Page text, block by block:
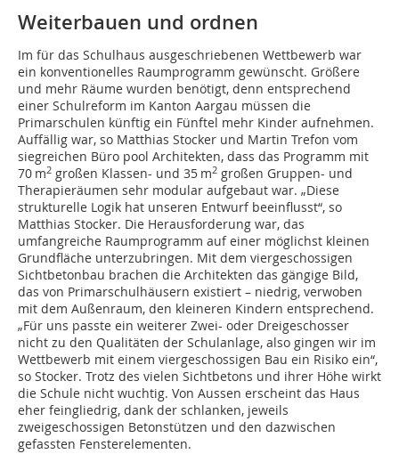
Weiterbauen und ordnen
Im für das Schulhaus ausgeschriebenen Wettbewerb war
ein konventionelles Raumprogramm gewünscht. Größere
und mehr Räume wurden benötigt, denn entsprechend
einer Schulreform im Kanton Aargau müssen die
Primarschulen künftig ein Fünftel mehr Kinder aufnehmen.
Auffällig war, so Matthias Stocker und Martin Trefon vom
siegreichen Büro pool Architekten, dass das Programm mit
70 m2 großen Klassen- und 35 m2 großen Gruppen- und
Therapieräumen sehr modular aufgebaut war. „Diese
strukturelle Logik hat unseren Entwurf beeinflusst“, so
Matthias Stocker. Die Herausforderung war, das
umfangreiche Raumprogramm auf einer möglichst kleinen
Grundfläche unterzubringen. Mit dem viergeschossigen
Sichtbetonbau brachen die Architekten das gängige Bild,
das von Primarschulhäusern existiert – niedrig, verwoben
mit dem Außenraum, den kleineren Kindern entsprechend.
„Für uns passte ein weiterer Zwei- oder Dreigeschosser
nicht zu den Qualitäten der Schulanlage, also gingen wir im
Wettbewerb mit einem viergeschossigen Bau ein Risiko ein“,
so Stocker. Trotz des vielen Sichtbetons und ihrer Höhe wirkt
die Schule nicht wuchtig. Von Aussen erscheint das Haus
eher feingliedrig, dank der schlanken, jeweils
zweigeschossigen Betonstützen und den dazwischen
gefassten Fensterelementen.